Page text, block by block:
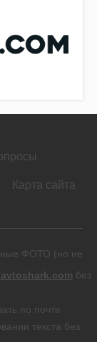
Карта сайта
ФОТО (но не
без
по почте
текста без